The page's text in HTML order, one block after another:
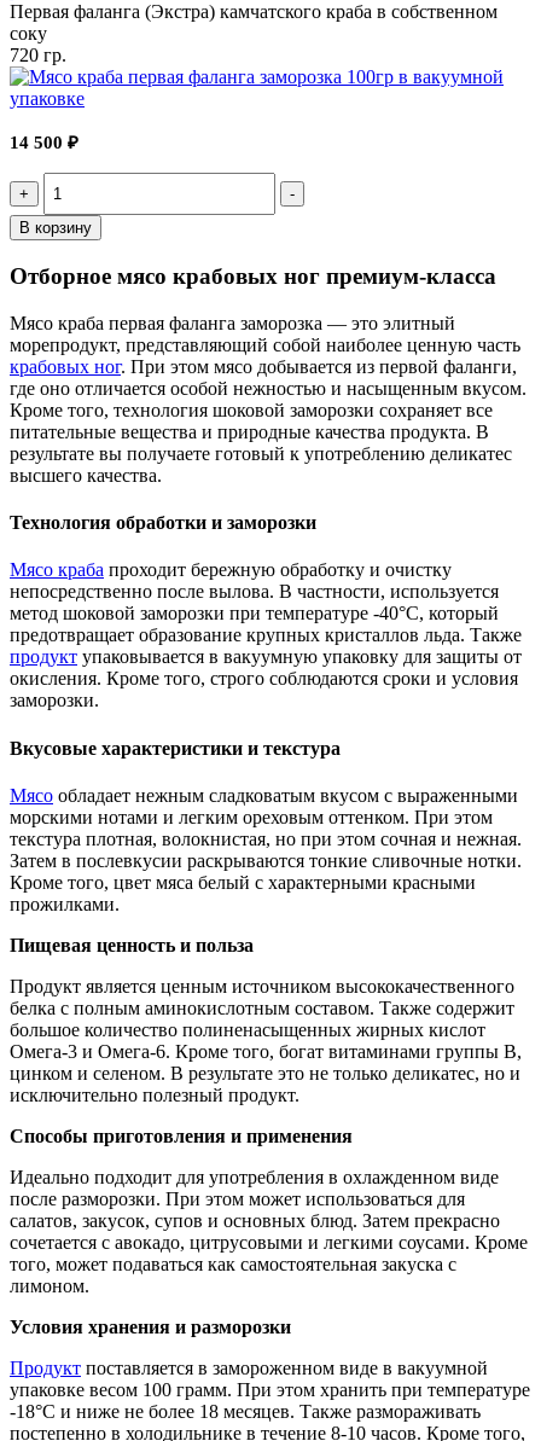
Первая фаланга (Экстра) камчатского краба в собственном
соку
720 гр.
14 500 ₽
Quantity
В корзину
Отборное мясо крабовых ног премиум-класса
Мясо краба первая фаланга заморозка — это элитный
морепродукт, представляющий собой наиболее ценную часть
крабовых ног. При этом мясо добывается из первой фаланги,
где оно отличается особой нежностью и насыщенным вкусом.
Кроме того, технология шоковой заморозки сохраняет все
питательные вещества и природные качества продукта. В
результате вы получаете готовый к употреблению деликатес
высшего качества.
Технология обработки и заморозки
Мясо краба проходит бережную обработку и очистку
непосредственно после вылова. В частности, используется
метод шоковой заморозки при температуре -40°C, который
предотвращает образование крупных кристаллов льда. Также
продукт упаковывается в вакуумную упаковку для защиты от
окисления. Кроме того, строго соблюдаются сроки и условия
заморозки.
Вкусовые характеристики и текстура
Мясо обладает нежным сладковатым вкусом с выраженными
морскими нотами и легким ореховым оттенком. При этом
текстура плотная, волокнистая, но при этом сочная и нежная.
Затем в послевкусии раскрываются тонкие сливочные нотки.
Кроме того, цвет мяса белый с характерными красными
прожилками.
Пищевая ценность и польза
Продукт является ценным источником высококачественного
белка с полным аминокислотным составом. Также содержит
большое количество полиненасыщенных жирных кислот
Омега-3 и Омега-6. Кроме того, богат витаминами группы B,
цинком и селеном. В результате это не только деликатес, но и
исключительно полезный продукт.
Способы приготовления и применения
Идеально подходит для употребления в охлажденном виде
после разморозки. При этом может использоваться для
салатов, закусок, супов и основных блюд. Затем прекрасно
сочетается с авокадо, цитрусовыми и легкими соусами. Кроме
того, может подаваться как самостоятельная закуска с
лимоном.
Условия хранения и разморозки
Продукт поставляется в замороженном виде в вакуумной
упаковке весом 100 грамм. При этом хранить при температуре
-18°C и ниже не более 18 месяцев. Также размораживать
постепенно в холодильнике в течение 8-10 часов. Кроме того,